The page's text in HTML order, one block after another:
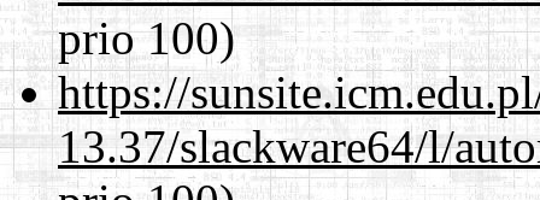
prio 100)
https://
13.37/slackware64/l/